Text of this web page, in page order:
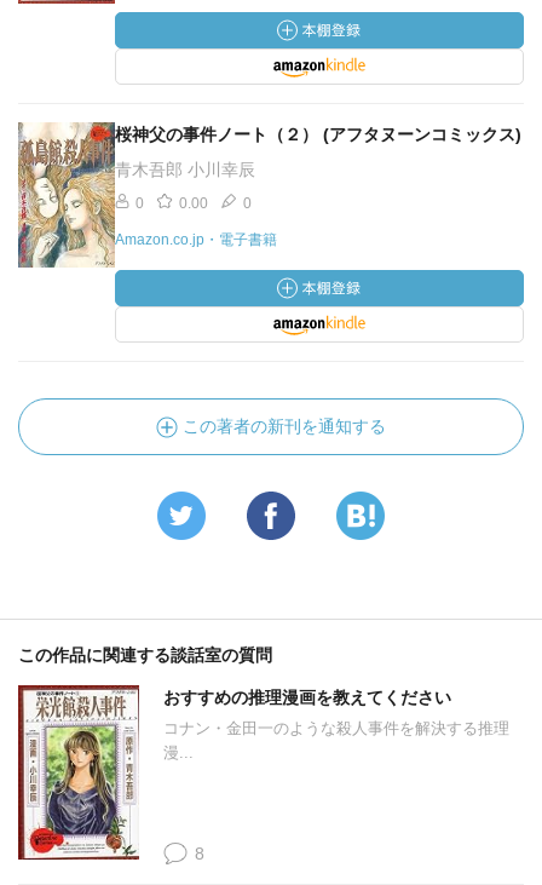
桜神父の事件ノート（２） (アフタヌーンコミックス)
青木吾郎 小川幸辰
0 0.00 0
Amazon.co.jp・電子書籍
この著者の新刊を通知する
この作品に関連する談話室の質問
おすすめの推理漫画を教えてください
コナン・金田一のような殺人事件を解決する推理
漫...
8